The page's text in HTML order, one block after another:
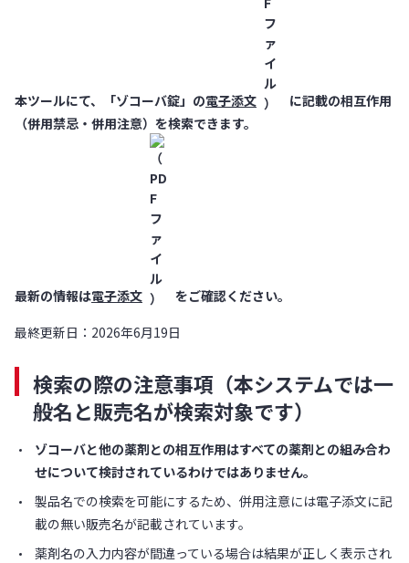
本ツールにて、「ゾコーバ錠」の電子添文
に記載の相互作用
（併用禁忌・併用注意）を検索できます。
最新の情報は電子添文
をご確認ください。
最終更新日：2026年6月19日
検索の際の注意事項（本システムでは一
般名と販売名が検索対象です）
ゾコーバと他の薬剤との相互作用はすべての薬剤との組み合わ
せについて検討されているわけではありません。
製品名での検索を可能にするため、併用注意には電子添文に記
載の無い販売名が記載されています。
薬剤名の入力内容が間違っている場合は結果が正しく表示され